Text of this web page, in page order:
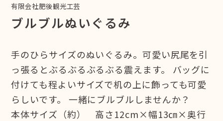
有限会社肥後観光工芸
ブルブルぬいぐるみ
手のひらサイズのぬいぐるみ。可愛い尻尾を引
っ張るとぶるぶるぶるぶる震えます。 バッグに
付けても程よいサイズで机の上に飾っても可愛
らしいです。 一緒にブルブルしませんか？
本体サイズ（約） 高さ12cm×幅13㎝×奥行